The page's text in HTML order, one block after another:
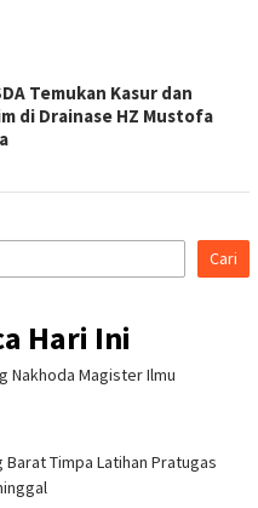
Temukan Kasur dan
di Drainase HZ Mustofa
Cari
Hari Ini
Nakhoda Magister Ilmu
Timpa Latihan Pra­tugas